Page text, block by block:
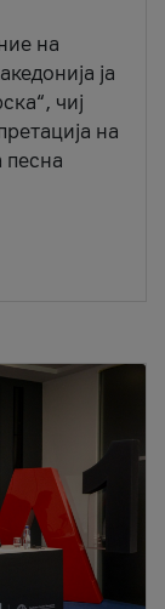
на
ја
чиј
на
песна